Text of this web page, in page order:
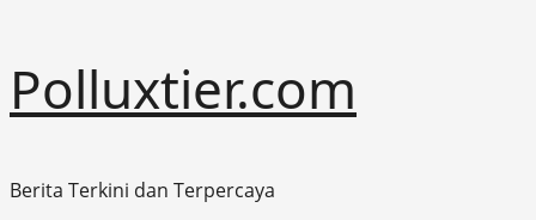
to
content
Polluxtier.com
Berita Terkini dan Terpercaya